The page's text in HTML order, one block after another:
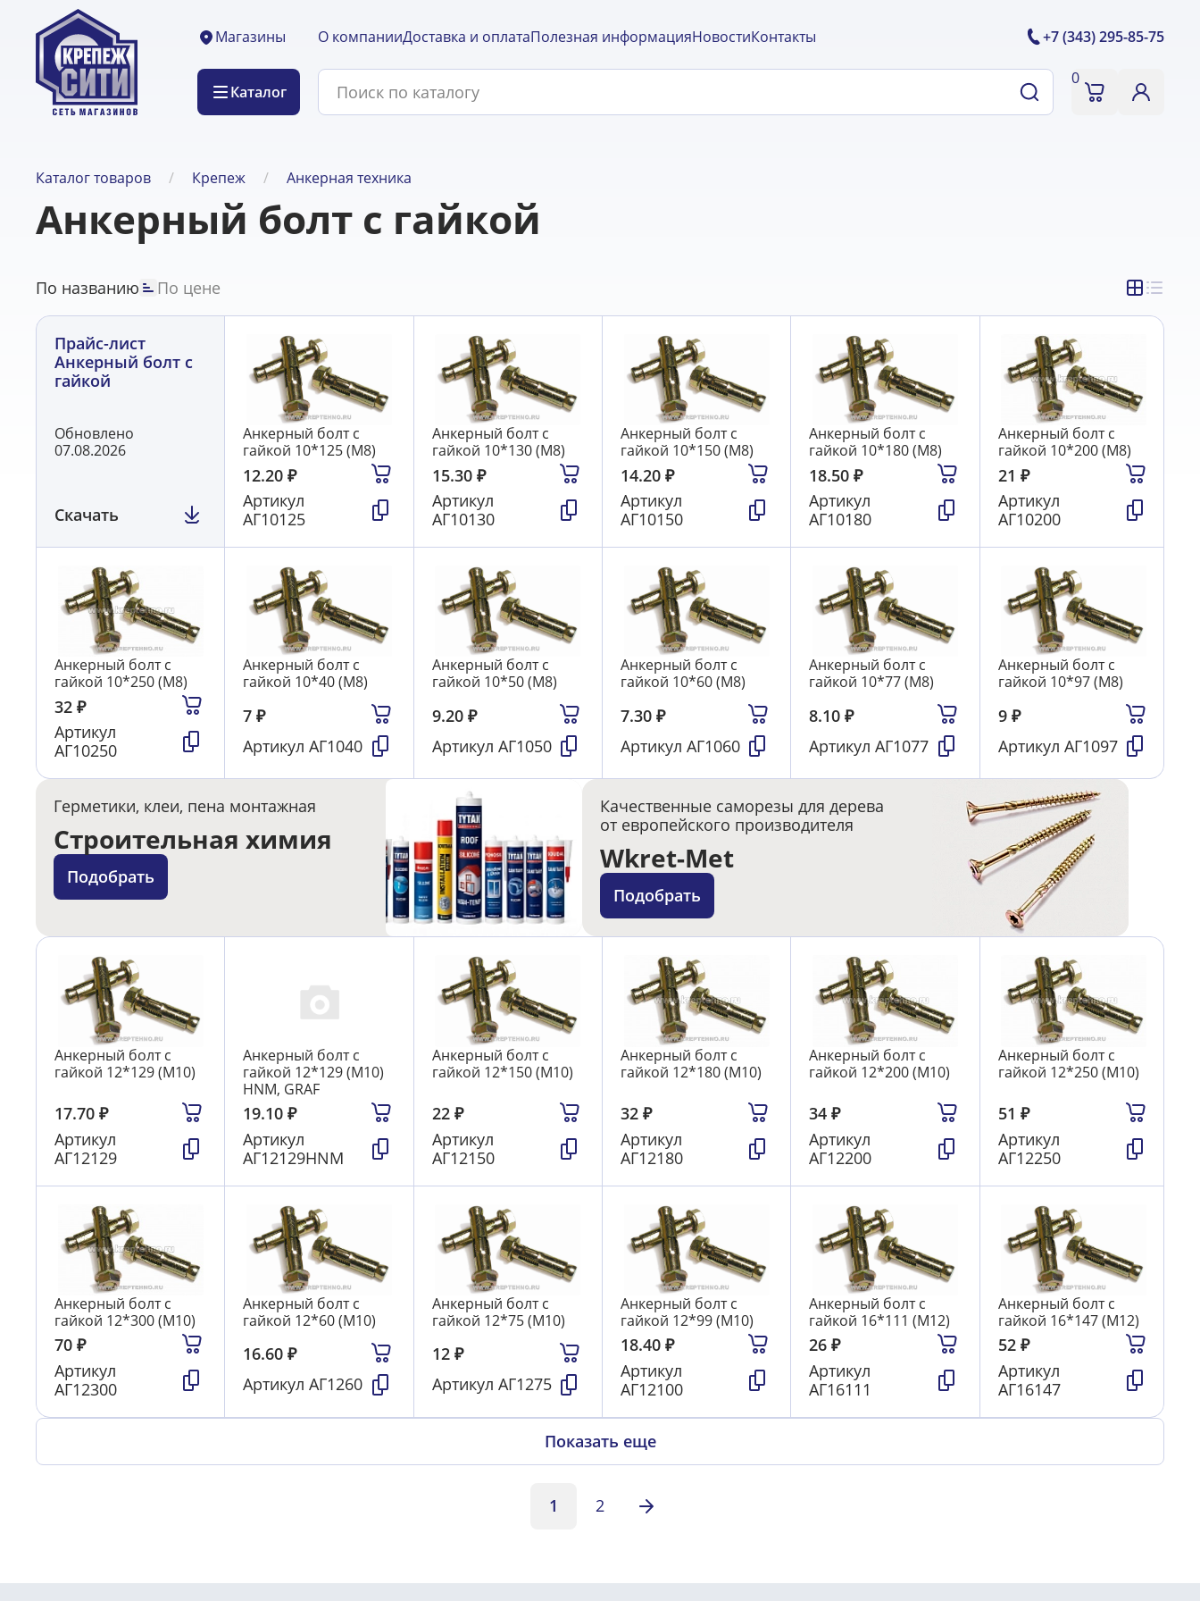
Магазины
Каталог
О компанииДоставка и оплатаПолезная информацияНовостиКонтакты +7 (343) 295-85-75
0
Каталог товаров Крепеж Анкерная техника
Анкерный болт с гайкой
По названию По цене
Прайс-лист
Анкерный болт с
гайкой
Обновлено
07.08.2026
Скачать
Анкерный болт с
гайкой 10*125 (М8)
12.20₽
Артикул
АГ10125
Анкерный болт с
гайкой 10*130 (М8)
15.30 ₽
Артикул
АГ10130
Анкерный болт с
гайкой 10*150 (М8)
14.20 ₽
Артикул
АГ10150
Анкерный болт с
гайкой 10*180 (М8)
18.50₽
Артикул
АГ10180
Анкерный болт с
гайкой 10*200 (М8)
21 ₽
Артикул
АГ10200
Анкерный болт с
гайкой 10*250 (М8)
32 ₽
Артикул
АГ10250
Анкерный болт с
гайкой 10*40 (М8)
7₽
АртикулАГ1040
Анкерный болт с
гайкой 10*50 (М8)
9.20 ₽
Артикул АГ1050
Анкерный болт с
гайкой 10*60 (М8)
7.30 ₽
Артикул АГ1060
Анкерный болт с
гайкой 10*77 (М8)
8.10₽
АртикулАГ1077
Анкерный болт с
гайкой 10*97 (М8)
9 ₽
Артикул АГ1097
Герметики, клеи, пена монтажная
Строительная химия
Подобрать
Качественные саморезы для дерева
от европейского производителя
Wkret-Met
Подобрать
Анкерный болт с
гайкой 12*129 (М10)
17.70 ₽
Артикул
АГ12129
Анкерный болт с
гайкой 12*129 (М10)
HNM, GRAF
19.10₽
Артикул
АГ12129HNM
Анкерный болт с
гайкой 12*150 (М10)
22 ₽
Артикул
АГ12150
Анкерный болт с
гайкой 12*180 (М10)
32 ₽
Артикул
АГ12180
Анкерный болт с
гайкой 12*200 (М10)
34₽
Артикул
АГ12200
Анкерный болт с
гайкой 12*250 (М10)
51 ₽
Артикул
АГ12250
Анкерный болт с
гайкой 12*300 (М10)
70 ₽
Артикул
АГ12300
Анкерный болт с
гайкой 12*60 (М10)
16.60₽
АртикулАГ1260
Анкерный болт с
гайкой 12*75 (М10)
12 ₽
Артикул АГ1275
Анкерный болт с
гайкой 12*99 (М10)
18.40 ₽
Артикул
АГ12100
Анкерный болт с
гайкой 16*111 (М12)
26₽
Артикул
АГ16111
Анкерный болт с
гайкой 16*147 (М12)
52 ₽
Артикул
АГ16147
Показать еще
1 2